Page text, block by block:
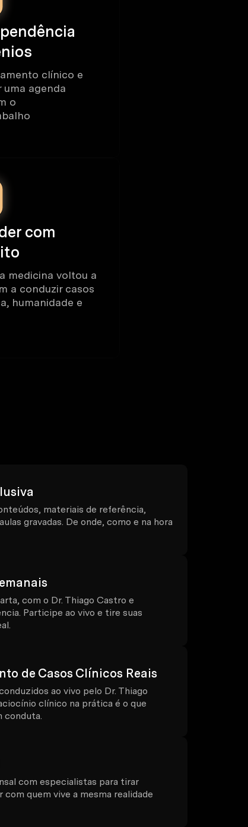
clínico e
agenda
o
com
medicina voltou a
a conduzir casos
humanidade e
materiais de referência,
gravadas. De onde, como e na hora
com o Dr. Thiago Castro e
Participe ao vivo e tire suas
de Casos Clínicos Reais
ao vivo pelo Dr. Thiago
clínico na prática é o que
conduta.
com especialistas para tirar
com quem vive a mesma realidade